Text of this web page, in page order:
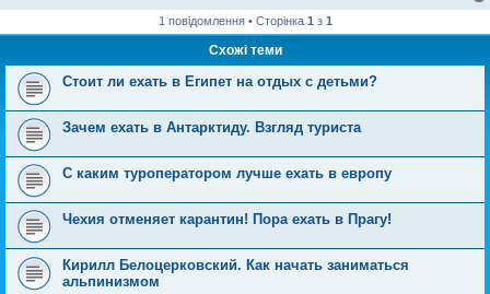
1 повідомлення • Сторінка 1 з 1
Схожі теми
Стоит ли ехать в Египет на отдых с детьми?
Зачем ехать в Антарктиду. Взгляд туриста
C каким туроператором лучше ехать в европу
Чехия отменяет карантин! Пора ехать в Прагу!
Кирилл Белоцерковский. Как начать заниматься
альпинизмом